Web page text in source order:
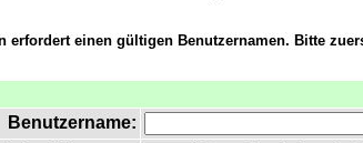
erfordert einen gültigen Benutzernamen. Bitte
Benutzername: